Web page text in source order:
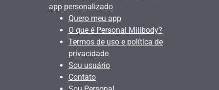
app personalizado
Quero meu app
O que é Personal Millbody?
Termos de uso e política de
privacidade
Sou usuário
Contato